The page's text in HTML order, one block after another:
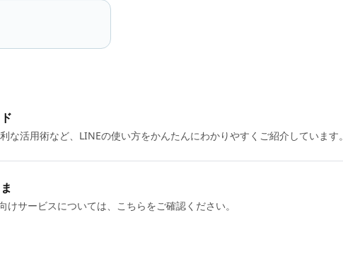
な活用術など、LINEの使い方をかんたんにわかりやすくご紹介しています。
けサービスについては、こちらをご確認ください。